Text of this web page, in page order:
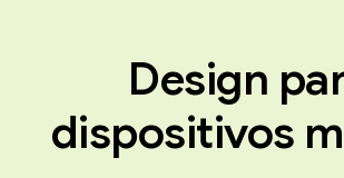
Design
dispositivos